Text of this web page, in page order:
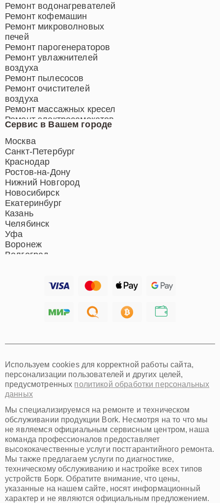
Сервис в Вашем городе
Москва
Санкт-Петербург
Краснодар
Ростов-на-Дону
Нижний Новгород
Новосибирск
Екатеринбург
Казань
Челябинск
Уфа
Воронеж
Волгоград
Хабаровск
Иркутск
Омск
Красноярск
Пермь
Ульяновск
Киров
Архангельск
Астрахань
Белгород
Благовещенск
Брянск
Владивосток
Владикавказ
Владимир
Ремонт водонагревателей
Ремонт кофемашин
Ремонт микроволновых
печей
Ремонт парогенераторов
Ремонт увлажнителей
воздуха
Ремонт пылесосов
Ремонт очистителей
воздуха
Ремонт массажных кресел
Ремонт электросамокатов
Ремонт индукционных плит
Ремонт роботов-пылесосов
Ремонт гладильных систем
Ремонт отпаривателей
Ремонт вертикальных
пылесосов
Используем cookies для корректной работы сайта,
персонализации пользователей и других целей,
предусмотренных политикой обработки персональных
данных
Мы специализируемся на ремонте и техническом
обслуживании продукции Bork. Несмотря на то что мы
не являемся официальным сервисным центром, наша
команда профессионалов предоставляет
высококачественные услуги постгарантийного ремонта.
Мы также предлагаем услуги по диагностике,
техническому обслуживанию и настройке всех типов
устройств Борк. Обратите внимание, что цены,
указанные на нашем сайте, носят информационный
характер и не являются официальным предложением.